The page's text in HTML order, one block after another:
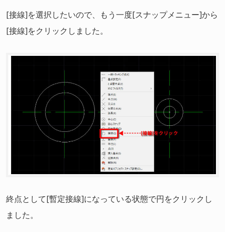
[接線]を選択したいので、もう一度[スナップメニュー]から
[接線]をクリックしました。
終点として[暫定接線]になっている状態で円をクリックし
ました。